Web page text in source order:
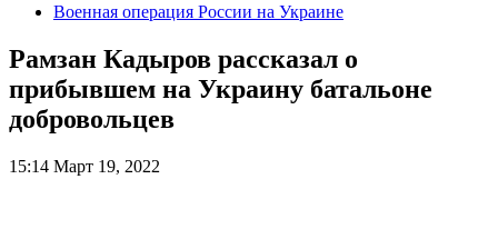
Военная операция России на Украине
Рамзан Кадыров рассказал о
прибывшем на Украину батальоне
добровольцев
15:14 Март 19, 2022